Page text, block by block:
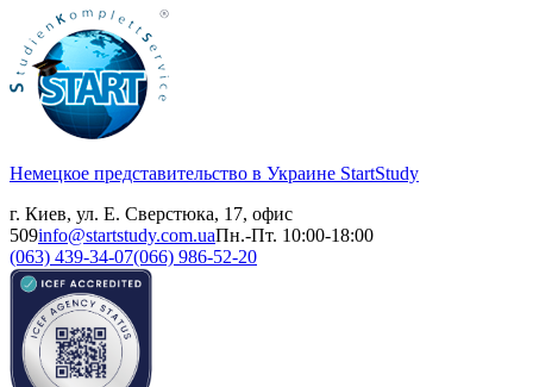
Немецкое представительство в Украине StartStudy
г. Киев, ул. Е. Сверстюка, 17, офис
509info@startstudy.com.uaПн.-Пт. 10:00-18:00
(063) 439-34-07(066) 986-52-20